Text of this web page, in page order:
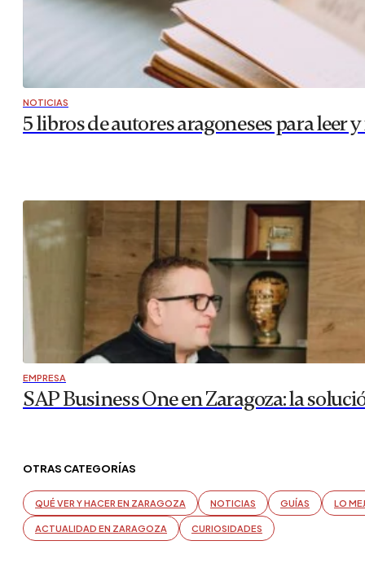
NOTICIAS
5 libros de autores aragoneses para leer
EMPRESA
SAP Business One en Zaragoza: la
OTRAS CATEGORÍAS
QUÉ VER Y HACER EN ZARAGOZA NOTICIAS GUÍAS LO
ACTUALIDAD EN ZARAGOZA CURIOSIDADES